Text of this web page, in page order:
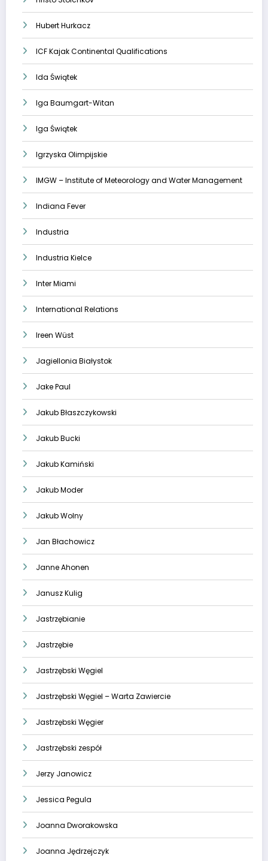
Hubert Hurkacz
ICF Kajak Continental Qualifications
Ida Świątek
Iga Baumgart-Witan
Iga Świątek
Igrzyska Olimpijskie
IMGW – Institute of Meteorology and Water Management
Indiana Fever
Industria
Industria Kielce
Inter Miami
International Relations
Ireen Wüst
Jagiellonia Białystok
Jake Paul
Jakub Błaszczykowski
Jakub Bucki
Jakub Kamiński
Jakub Moder
Jakub Wolny
Jan Błachowicz
Janne Ahonen
Janusz Kulig
Jastrzębianie
Jastrzębie
Jastrzębski Węgiel
Jastrzębski Węgiel – Warta Zawiercie
Jastrzębski Węgier
Jastrzębski zespół
Jerzy Janowicz
Jessica Pegula
Joanna Dworakowska
Joanna Jędrzejczyk